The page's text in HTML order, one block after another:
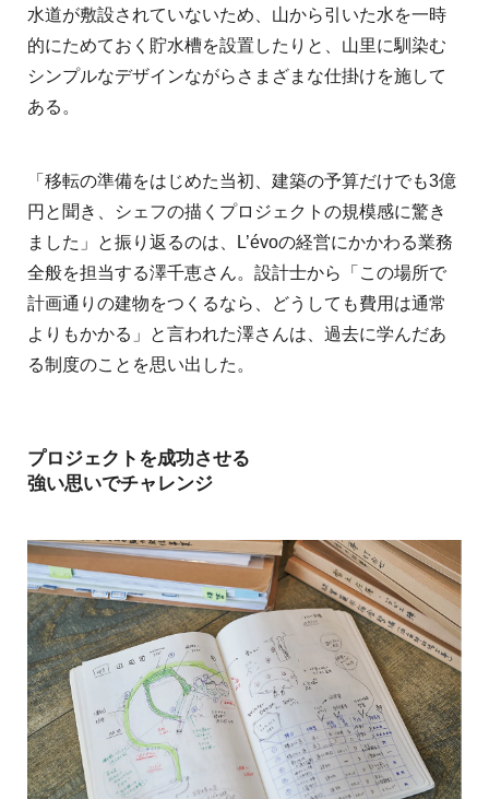
水道が敷設されていないため、山から引いた水を一時
的にためておく貯水槽を設置したりと、山里に馴染む
シンプルなデザインながらさまざまな仕掛けを施して
ある。
「移転の準備をはじめた当初、建築の予算だけでも3億
円と聞き、シェフの描くプロジェクトの規模感に驚き
ました」と振り返るのは、L’évoの経営にかかわる業務
全般を担当する澤千恵さん。設計士から「この場所で
計画通りの建物をつくるなら、どうしても費用は通常
よりもかかる」と言われた澤さんは、過去に学んだあ
る制度のことを思い出した。
プロジェクトを成功させる
強い思いでチャレンジ